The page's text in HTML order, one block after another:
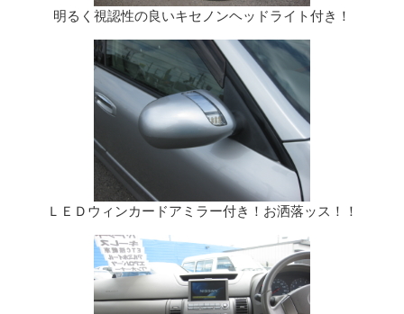
明るく視認性の良いキセノンヘッドライト付き！
ＬＥＤウィンカードアミラー付き！お洒落ッス！！